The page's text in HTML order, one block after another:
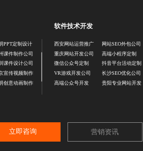
PPT定制设计
课件制作公司
课件设计公司
宣传视频制作
创意动画制作
软件技术开发
西安网站运营推广
重庆网站开发公司
微信公众号定制
VR游戏开发公司
高端公众号开发
网站SEO外包公司
高端小程序定制
抖音平台活动定制
长沙SEO优化公司
贵阳专业网站开发
立即咨询 营销资讯